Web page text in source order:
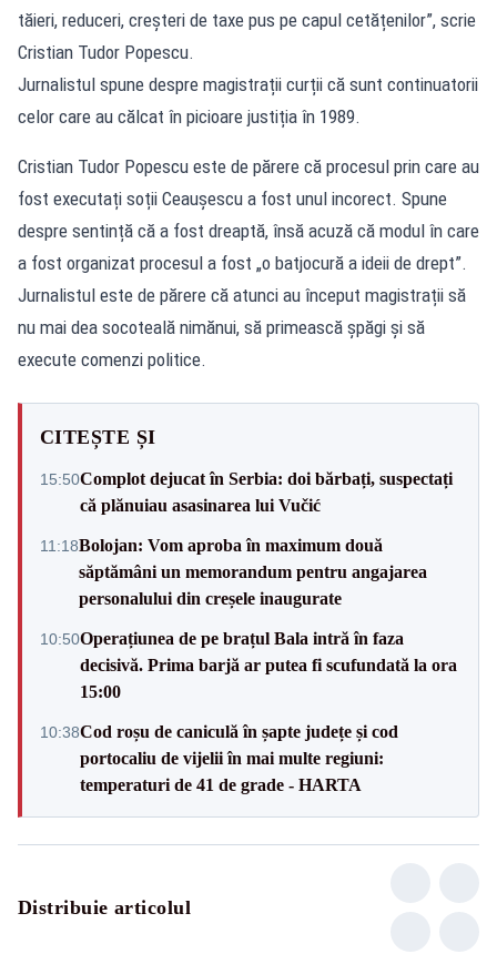
tăieri, reduceri, creșteri de taxe pus pe capul cetățenilor”, scrie
Cristian Tudor Popescu.
Jurnalistul spune despre magistrații curții că sunt continuatorii
celor care au călcat în picioare justiția în 1989.
Cristian Tudor Popescu este de părere că procesul prin care au
fost executați soții Ceaușescu a fost unul incorect. Spune
despre sentință că a fost dreaptă, însă acuză că modul în care
a fost organizat procesul a fost „o batjocură a ideii de drept”.
Jurnalistul este de părere că atunci au început magistrații să
nu mai dea socoteală nimănui, să primească șpăgi și să
execute comenzi politice.
CITEȘTE ȘI
15:50Complot dejucat în Serbia: doi bărbați, suspectați
că plănuiau asasinarea lui Vučić
11:18Bolojan: Vom aproba în maximum două
săptămâni un memorandum pentru angajarea
personalului din creșele inaugurate
10:50Operațiunea de pe brațul Bala intră în faza
decisivă. Prima barjă ar putea fi scufundată la ora
15:00
10:38Cod roșu de caniculă în șapte județe și cod
portocaliu de vijelii în mai multe regiuni:
temperaturi de 41 de grade - HARTA
Distribuie articolul